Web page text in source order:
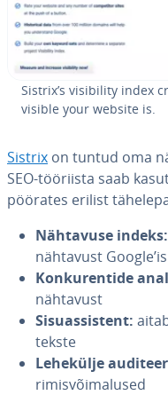
Sistrix’s vi­si­bi­lity index
visible your website is.
Sistrix on tuntud oma
SEO-tööriista saab
pöörates erilist
Nähtavuse indeks:
nähtavust Google’is
Kon­ku­ren­tide
nähtavust
Si­suas­sis­tent:
tekste
Lehekülje
ri­mis­või­ma­lu­sed